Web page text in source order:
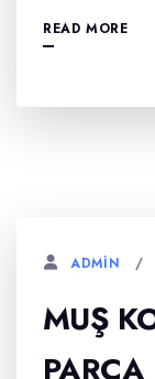
READ MORE
ADMIN
MUŞ
PARÇA